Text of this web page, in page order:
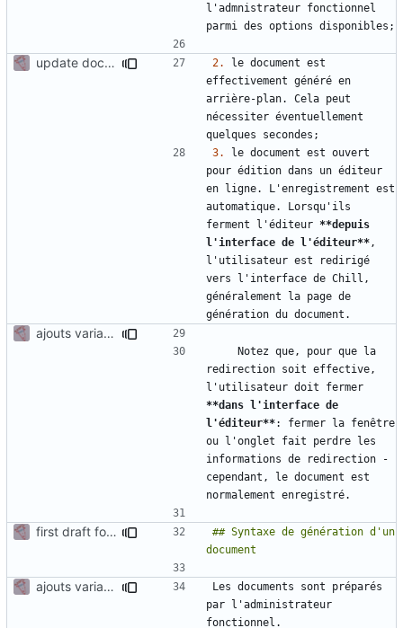
l'admnistrateur fonctionnel
update documentation for docgen 2.
le document est
effectivement généré en
arrière-plan. Cela peut
nécessiter éventuellement
3.
le document est ouvert
pour édition dans un éditeur
en ligne. L'enregistrement est
automatique. Lorsqu'ils
ferment l'éditeur **depuis
l'interface de l'éditeur** ,
l'utilisateur est redirigé
vers l'interface de Chill,
généralement la page de
ajouts variables suite réunion 22/09
redirection soit effective,
**dans l'interface de
l'éditeur**: fermer la fenêtre
ou l'onglet fait perdre les
informations de redirection -
cependant, le document est
first draft for admin manual - generation document
## Syntaxe de génération d'un
ajouts variables suite réunion 22/09
Les documents sont préparés
par l'administrateur